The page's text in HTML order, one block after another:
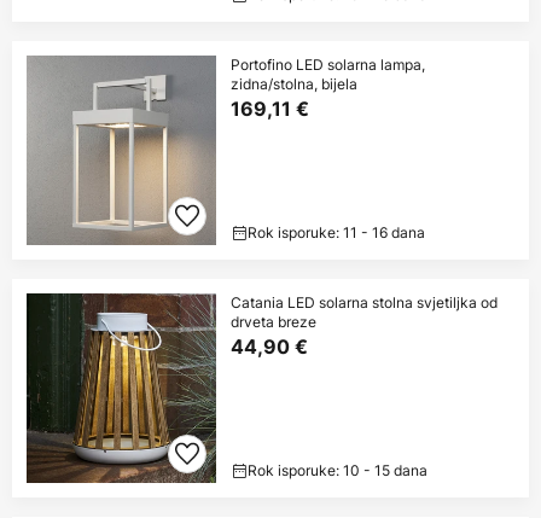
Portofino LED solarna lampa,
zidna/stolna, bijela
169,11 €
Rok isporuke: 11 - 16 dana
Catania LED solarna stolna svjetiljka od
drveta breze
44,90 €
Rok isporuke: 10 - 15 dana